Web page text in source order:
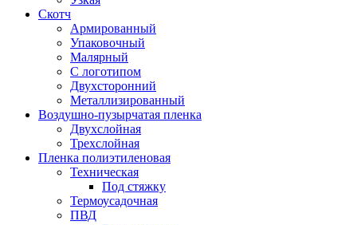
Скотч
Армированный
Упаковочный
Малярный
С логотипом
Двухсторонний
Металлизированный
Воздушно-пузырчатая пленка
Двухслойная
Трехслойная
Пленка полиэтиленовая
Техническая
Под стяжку
Термоусадочная
ПВД